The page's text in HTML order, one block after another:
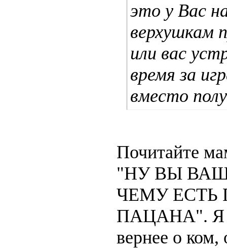
это у Вас
верхушкам
или вас
время за
вместо
Почитайте
"НУ ВЫ
ЧЕМУ ЕСТЬ
ПАЦАНА". Я
вернее о